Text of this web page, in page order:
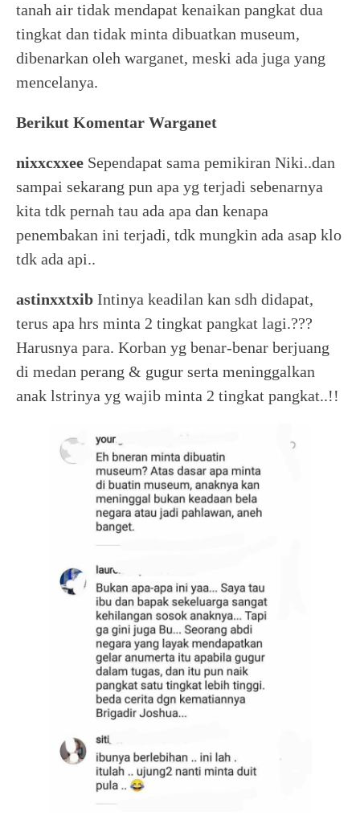
tanah air tidak mendapat kenaikan pangkat dua
tingkat dan tidak minta dibuatkan museum,
dibenarkan oleh warganet, meski ada juga yang
mencelanya.
Berikut Komentar Warganet
nixxcxxee Sependapat sama pemikiran Niki..dan
sampai sekarang pun apa yg terjadi sebenarnya
kita tdk pernah tau ada apa dan kenapa
penembakan ini terjadi, tdk mungkin ada asap klo
tdk ada api..
astinxxtxib Intinya keadilan kan sdh didapat,
terus apa hrs minta 2 tingkat pangkat lagi.???
Harusnya para. Korban yg benar-benar berjuang
di medan perang & gugur serta meninggalkan
anak lstrinya yg wajib minta 2 tingkat pangkat..!!